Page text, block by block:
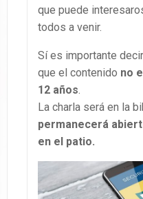
que puede
todos a venir.
Sí es importante
que el contenido no
12 años
La charla será en la
permanecerá
en el patio.